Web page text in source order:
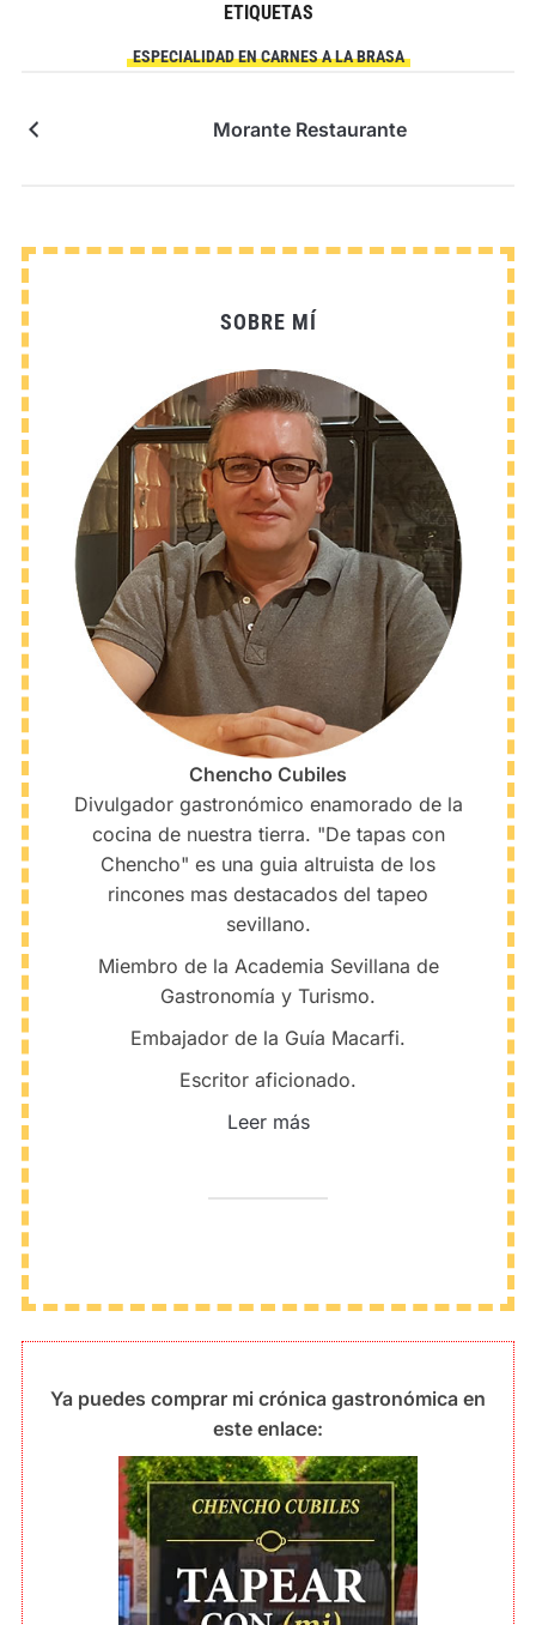
ETIQUETAS
ESPECIALIDAD EN CARNES A LA BRASA
Morante Restaurante
SOBRE MÍ
Chencho Cubiles
Divulgador gastronómico enamorado de la
cocina de nuestra tierra. "De tapas con
Chencho" es una guia altruista de los
rincones mas destacados del tapeo
sevillano.
Miembro de la Academia Sevillana de
Gastronomía y Turismo.
Embajador de la Guía Macarfi.
Escritor aficionado.
Leer más
Ya puedes comprar mi crónica gastronómica en
este enlace: